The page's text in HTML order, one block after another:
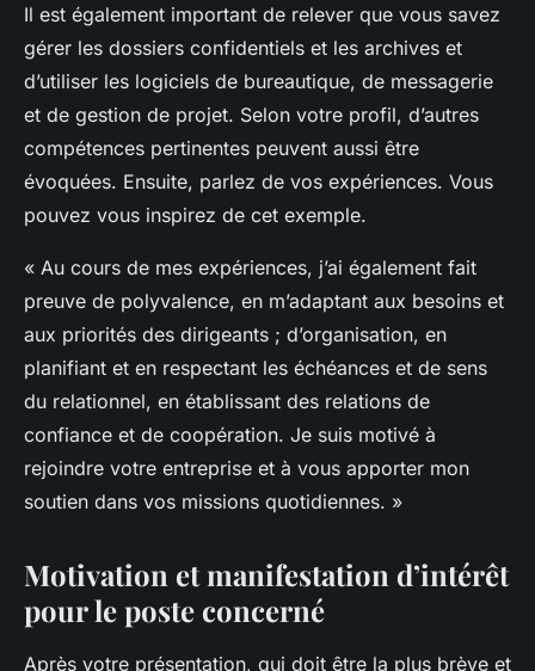
Il est également important de relever que vous savez
gérer les dossiers confidentiels et les archives et
d’utiliser les logiciels de bureautique, de messagerie
et de gestion de projet. Selon votre profil, d’autres
compétences pertinentes peuvent aussi être
évoquées. Ensuite, parlez de vos expériences. Vous
pouvez vous inspirez de cet exemple.
« Au cours de mes expériences, j’ai également fait
preuve de polyvalence, en m’adaptant aux besoins et
aux priorités des dirigeants ; d’organisation, en
planifiant et en respectant les échéances et de sens
du relationnel, en établissant des relations de
confiance et de coopération. Je suis motivé à
rejoindre votre entreprise et à vous apporter mon
soutien dans vos missions quotidiennes. »
Motivation et manifestation d’intérêt
pour le poste concerné
Après votre présentation, qui doit être la plus brève et